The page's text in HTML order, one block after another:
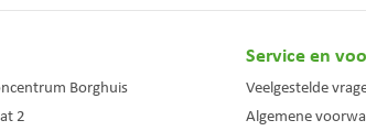
Borghuis
2
Service en
Veelgestelde
Algemene